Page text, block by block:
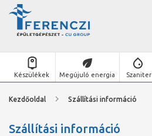
Készülékek Megújuló energia Szaniter
Kezdőoldal Szállítási információ
Szállítási információ